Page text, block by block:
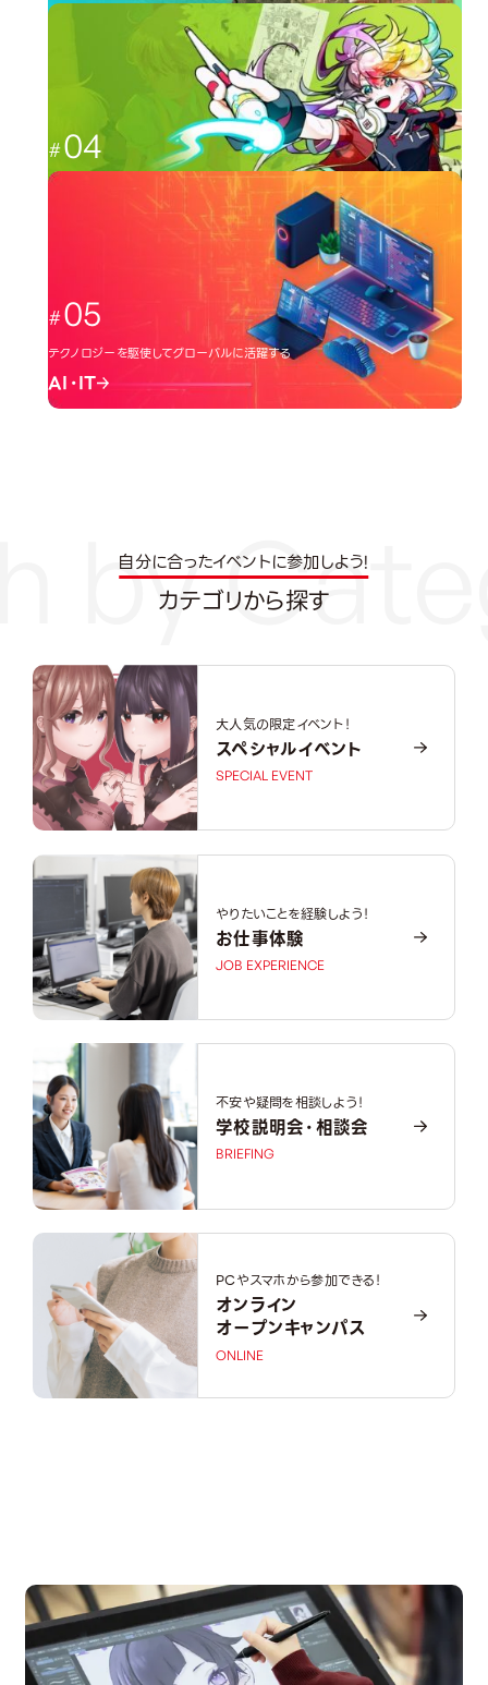
CGと映像を駆使して、人々を魅了する
04
日本のクリエーター文化を広める
イラスト・アニメ
05
テクノロジーを駆使してグローバルに活躍する
AI・IT
自分に合ったイベントに参加しよう!
カテゴリから探す
大人気の限定イベント！
スペシャルイベント
SPECIAL EVENT
やりたいことを経験しよう！
お仕事体験
JOB EXPERIENCE
不安や疑問を相談しよう！
学校説明会・相談会
BRIEFING
PCやスマホから参加できる！
オンライン
オープンキャンパス
ONLINE